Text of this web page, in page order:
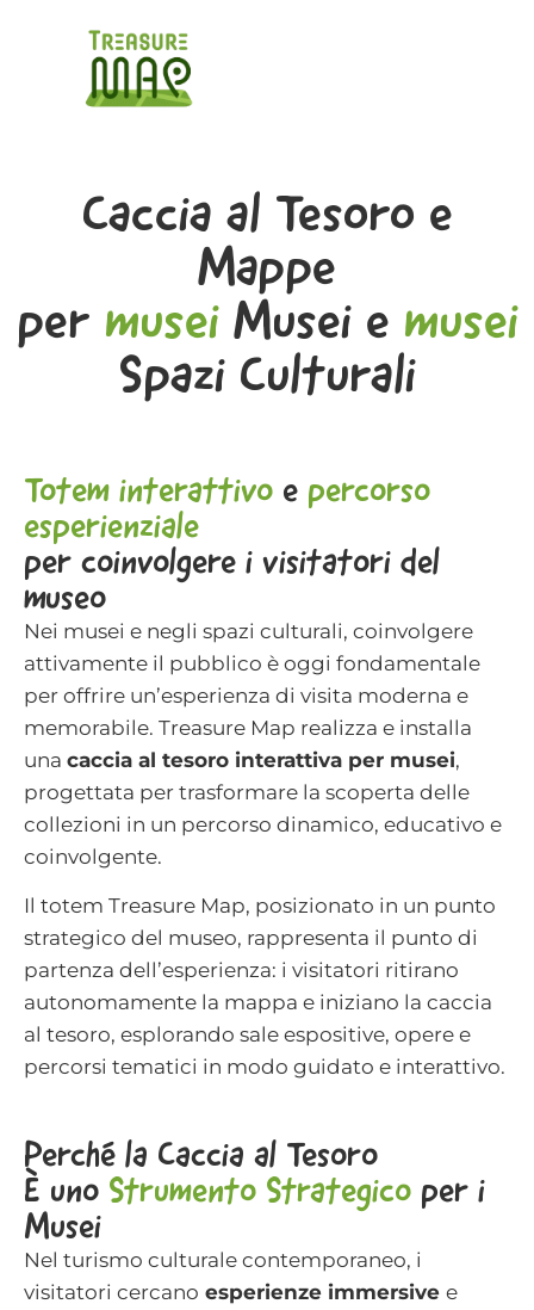
Caccia al Tesoro e
Mappe
per museiMusei e musei
Spazi Culturali
Totem interattivo e percorso
esperienziale
per coinvolgere i visitatori del
museo
Nei musei e negli spazi culturali, coinvolgere
attivamente il pubblico è oggi fondamentale
per offrire un’esperienza di visita moderna e
memorabile. Treasure Map realizza e installa
una caccia al tesoro interattiva per musei,
progettata per trasformare la scoperta delle
collezioni in un percorso dinamico, educativo e
coinvolgente.
Il totem Treasure Map, posizionato in un punto
strategico del museo, rappresenta il punto di
partenza dell’esperienza: i visitatori ritirano
autonomamente la mappa e iniziano la caccia
al tesoro, esplorando sale espositive, opere e
percorsi tematici in modo guidato e interattivo.
Perché la Caccia al Tesoro
È uno Strumento Strategico per i
Musei
Nel turismo culturale contemporaneo, i
visitatori cercano esperienze immersive e